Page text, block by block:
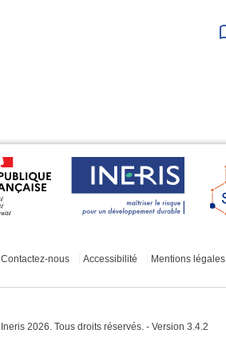
Contactez-nous Accessibilité Mentions légales
Ineris 2026. Tous droits réservés. - Version 3.4.2